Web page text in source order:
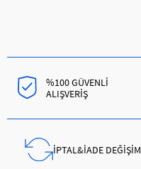
%100 GÜVENLİ
ALIŞVERİŞ
İPTAL&İADE DEĞİŞİM